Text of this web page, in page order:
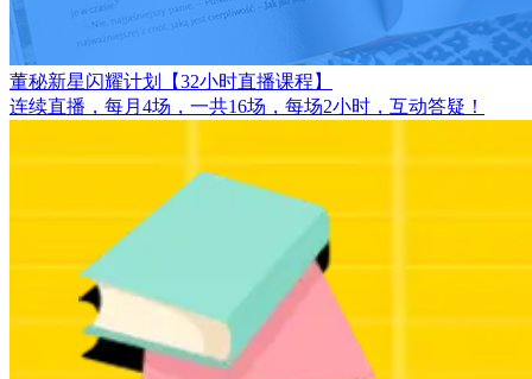
董秘新星闪耀计划【32小时直播课程】
连续直播，每月4场，一共16场，每场2小时，互动答疑！